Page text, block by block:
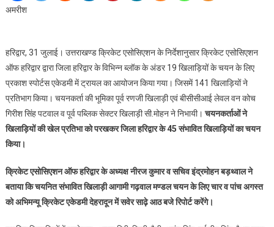
अमरीश
हरिद्वार, 31 जुलाई। उत्तराखण्ड क्रिकेट एसोसिएशन के निर्देशानुसार क्रिकेट एसोसिएशन
ऑफ हरिद्वार द्वारा जिला हरिद्वार के विभिन्न ब्लॉक के अंडर 19 खिलाड़ियों के चयन के लिए
प्रकाश स्पोर्टस एकेडमी में ट्रायल का आयोजन किया गया। जिसमें 141 खिलाड़ियों ने
प्रतिभाग किया। चयनकर्ता की भूमिका पूर्व रणजी खिलाड़ी एवं बीसीसीआई लेवल वन कोच
गिरीश सिंह पटवाल व पूर्व पब्लिक सेक्टर खिलाड़ी सी.मोहन ने निभायी।चयनकर्ताओं ने
खिलाड़ियों की खेल प्रतिभा को परखकर जिला हरिद्वार के 45 संभावित खिलाड़ियों का चयन
किया।
क्रिकेट एसोसिएशन ऑफ हरिद्वार के अध्यक्ष नीरज कुमार व सचिव इंद्रमोहन बड़थ्वाल ने
बताया कि चयनित संभावित खिलाड़ी आगामी गढ़वाल मण्डल चयन के लिए चार व पांच अगस्त
को अभिमन्यू क्रिकेट एकेडमी देहरादून में सवेर साढ़े आठ बजे रिपोर्ट करेंगे।